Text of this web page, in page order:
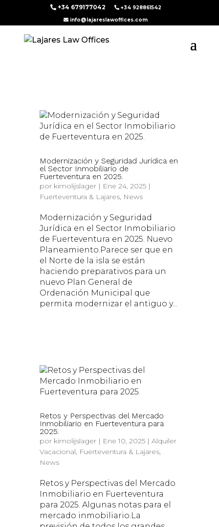
+34 679177042
+34 928861542
info@lajareslawoffices.com
Modernización y Seguridad Jurídica en
el Sector Inmobiliario de
Fuerteventura en 2025.
por kimolijslager| Ene 24, 2025|
Fuerteventura & Lajares, News
Modernización y Seguridad
Jurídica en el Sector Inmobiliario
de Fuerteventura en 2025. Nuevo
Planeamiento.Parece ser que en
el Norte de la isla se están
haciendo preparativos para un
nuevo Plan General de
Ordenación Municipal que
permita modernizar el antiguo y...
Retos y Perspectivas del Mercado
Inmobiliario en Fuerteventura para
2025.
por kimolijslager| Ene 10, 2025| Alquiler
Vacacional, Fuerteventura & Lajares,
News
Retos y Perspectivas del Mercado
Inmobiliario en Fuerteventura
para 2025. Algunas notas para el
mercado inmobiliario.La